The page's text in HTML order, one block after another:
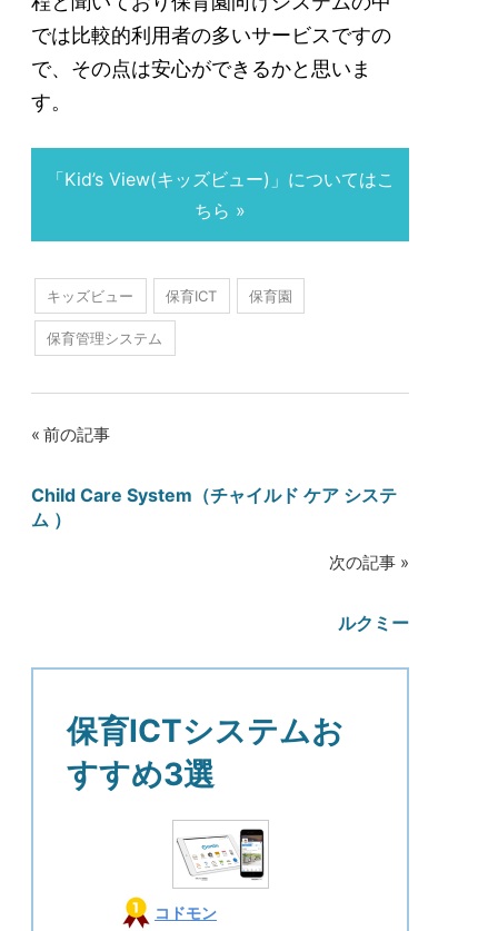
では比較的利用者の多いサービスですの
で、その点は安心ができるかと思いま
す。
「Kid’s View(キッズビュー)」についてはこ
ちら
キッズビュー 保育ICT 保育園
保育管理システム
投
稿
ナ
ー
前の記事
Child Care System（チャイルド ケア システ
ム ）
次の記事
ルクミー
保育ICTシステムお
すすめ3選
コドモン